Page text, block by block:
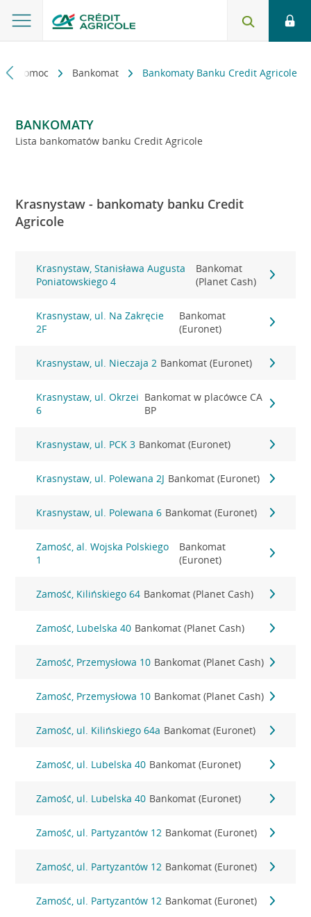
i pomoc Bankomat Bankomaty Banku Credit Agricole
BANKOMATY
Lista bankomatów banku Credit Agricole
Krasnystaw - bankomaty banku Credit
Agricole
Krasnystaw, Stanisława Augusta
Poniatowskiego 4
Bankomat
(Planet Cash)
Krasnystaw, ul. Na Zakręcie
2F
Bankomat
(Euronet)
Krasnystaw, ul. Nieczaja 2 Bankomat (Euronet)
Krasnystaw, ul. Okrzei
6
Bankomat w placówce CA
BP
Krasnystaw, ul. PCK 3 Bankomat (Euronet)
Krasnystaw, ul. Polewana 2J Bankomat (Euronet)
Krasnystaw, ul. Polewana 6 Bankomat (Euronet)
Zamość, al. Wojska Polskiego
1
Bankomat
(Euronet)
Zamość, Kilińskiego 64 Bankomat (Planet Cash)
Zamość, Lubelska 40 Bankomat (Planet Cash)
Zamość, Przemysłowa 10 Bankomat (Planet Cash)
Zamość, Przemysłowa 10 Bankomat (Planet Cash)
Zamość, ul. Kilińskiego 64a Bankomat (Euronet)
Zamość, ul. Lubelska 40 Bankomat (Euronet)
Zamość, ul. Lubelska 40 Bankomat (Euronet)
Zamość, ul. Partyzantów 12 Bankomat (Euronet)
Zamość, ul. Partyzantów 12 Bankomat (Euronet)
Zamość, ul. Partyzantów 12 Bankomat (Euronet)